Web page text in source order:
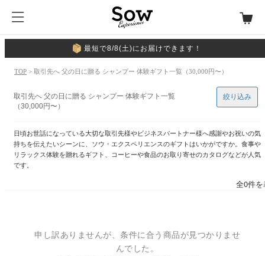
最短で8/8(土)にお届けできます！
TOP > 取引先へ 父の日に贈る シャンプー 体験ギフト一覧（30,000円〜）
取引先へ 父の日に贈る シャンプー 体験ギフト一覧
（30,000円〜）
日頃お世話になっている大切な取引先様やビジネスパートナー様へ感謝やお祝いの気
持ちを伝えたいシーンに、ソウ・エクスペリエンスのギフトはいかがですか。食事や
リラックス体験を贈れるギフト、コーヒーや食品のお取り寄せのカタログなどが人気
です。
絞り込み
全0件
申し訳ありませんが、条件に合う商品が見つかりませ
んでした。